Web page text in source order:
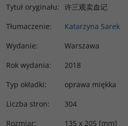
Tytuł oryginału: 许三观卖血记
Tłumaczenie:
Katarzyna Sarek
Wydanie:
Warszawa
Rok wydania:
2018
Typ okładki:
oprawa miękka
Liczba stron:
304
Rozmiar:
135 x 205 [mm]